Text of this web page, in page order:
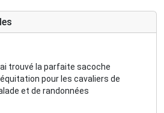
trouvé la parfaite sacoche
pour les cavaliers de
et de randonnées